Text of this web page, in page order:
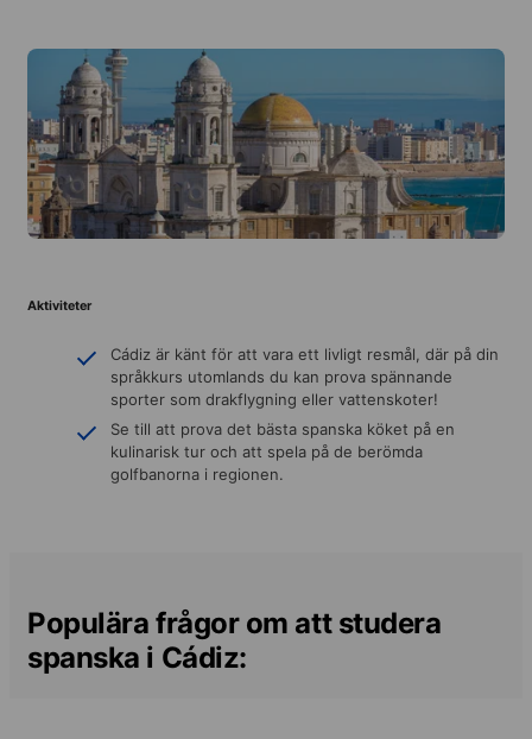
Aktiviteter
Cádiz är känt för att vara ett livligt resmål, där på din
språkkurs utomlands du kan prova spännande
sporter som drakflygning eller vattenskoter!
Se till att prova det bästa spanska köket på en
kulinarisk tur och att spela på de berömda
golfbanorna i regionen.
Populära frågor om att studera
spanska i Cádiz: